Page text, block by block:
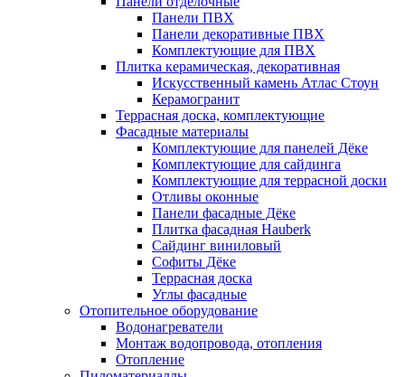
Панели ПВХ
Панели декоративные ПВХ
Комплектующие для ПВХ
Плитка керамическая, декоративная
Искусственный камень Атлас Стоун
Керамогранит
Террасная доска, комплектующие
Фасадные материалы
Комплектующие для панелей Дёке
Комплектующие для сайдинга
Комплектующие для террасной доски
Отливы оконные
Панели фасадные Дёке
Плитка фасадная Hauberk
Сайдинг виниловый
Софиты Дёке
Террасная доска
Углы фасадные
Отопительное оборудование
Водонагреватели
Монтаж водопровода, отопления
Отопление